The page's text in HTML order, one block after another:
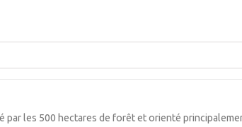
les 500 hectares de forêt et orienté